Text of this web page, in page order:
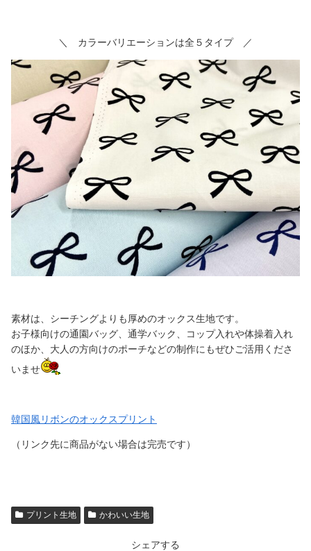
＼ カラーバリエーションは全５タイプ ／
素材は、シーチングよりも厚めのオックス生地です。
お子様向けの通園バッグ、通学バック、コップ入れや体操着入れ
のほか、大人の方向けのポーチなどの制作にもぜひご活用くださ
いませ
韓国風リボンのオックスプリント
（リンク先に商品がない場合は完売です）
プリント生地 かわいい生地
シェアする